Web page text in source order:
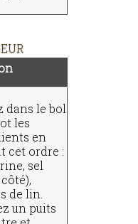
dans le bol
les
en
cet ordre :
sel
de lin.
un puits